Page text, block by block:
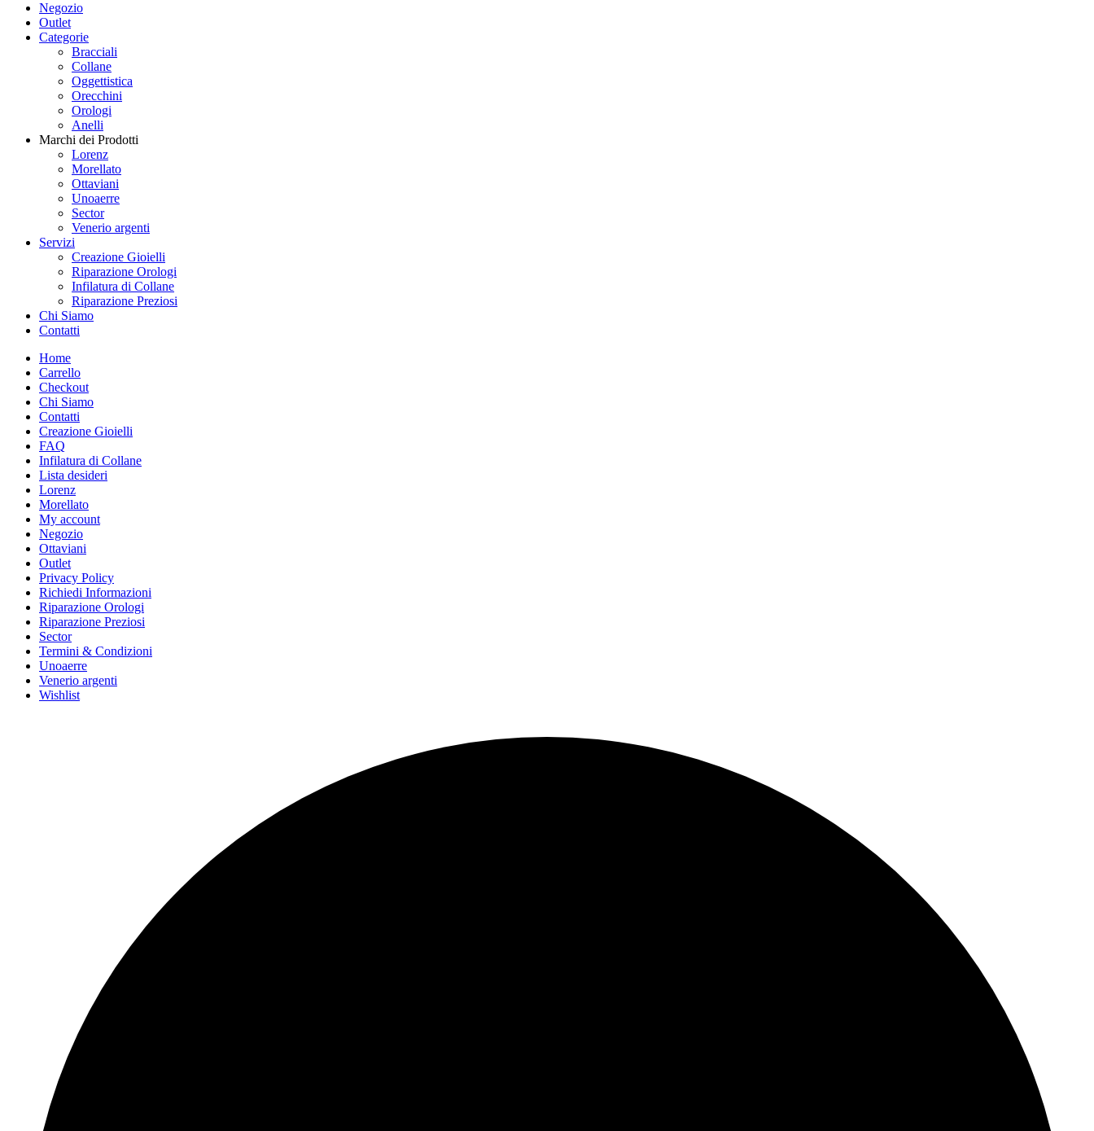
Negozio
Outlet
Categorie
Bracciali
Collane
Oggettistica
Orecchini
Orologi
Anelli
Marchi dei Prodotti
Lorenz
Morellato
Ottaviani
Unoaerre
Sector
Venerio argenti
Servizi
Creazione Gioielli
Riparazione Orologi
Infilatura di Collane
Riparazione Preziosi
Chi Siamo
Contatti
Home
Carrello
Checkout
Chi Siamo
Contatti
Creazione Gioielli
FAQ
Infilatura di Collane
Lista desideri
Lorenz
Morellato
My account
Negozio
Ottaviani
Outlet
Privacy Policy
Richiedi Informazioni
Riparazione Orologi
Riparazione Preziosi
Sector
Termini & Condizioni
Unoaerre
Venerio argenti
Wishlist